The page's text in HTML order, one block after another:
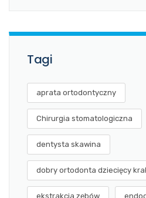
Tagi
aprata ortodontyczny
Chirurgia stomatologiczna
dentysta skawina
dobry ortodonta dziecięcy
ekstrakcja zębów